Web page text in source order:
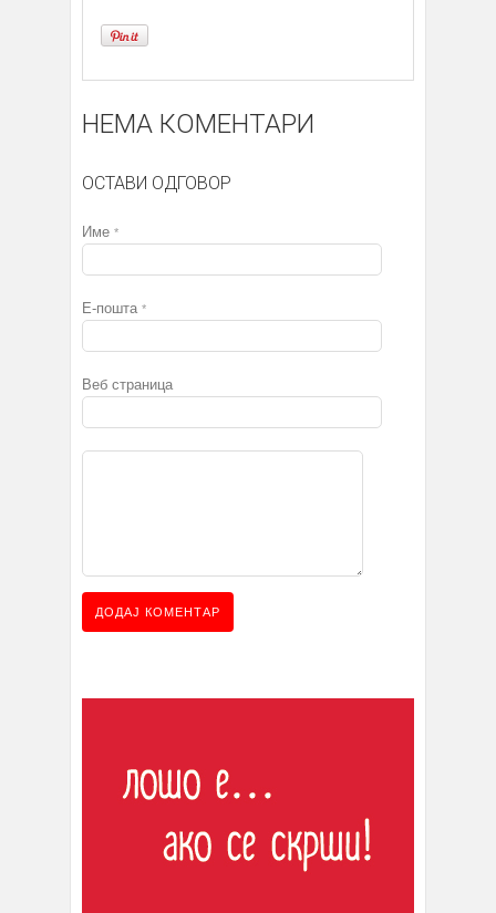
НЕМА КОМЕНТАРИ
ОСТАВИ ОДГОВОР
Име *
Е-пошта *
Веб страница